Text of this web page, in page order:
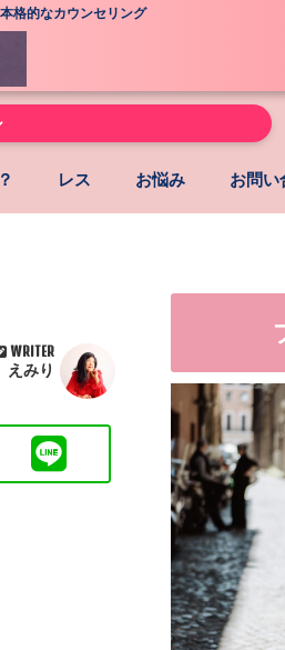
格的なカウンセリング
レス お悩み お問い
WRITER
えみり